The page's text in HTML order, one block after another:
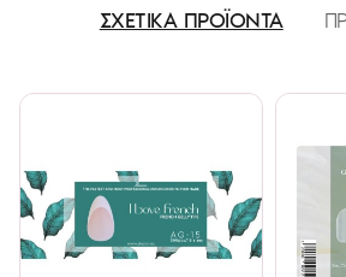
ΣΧΕΤΙΚΑ ΠΡΟΪΟΝΤΑ